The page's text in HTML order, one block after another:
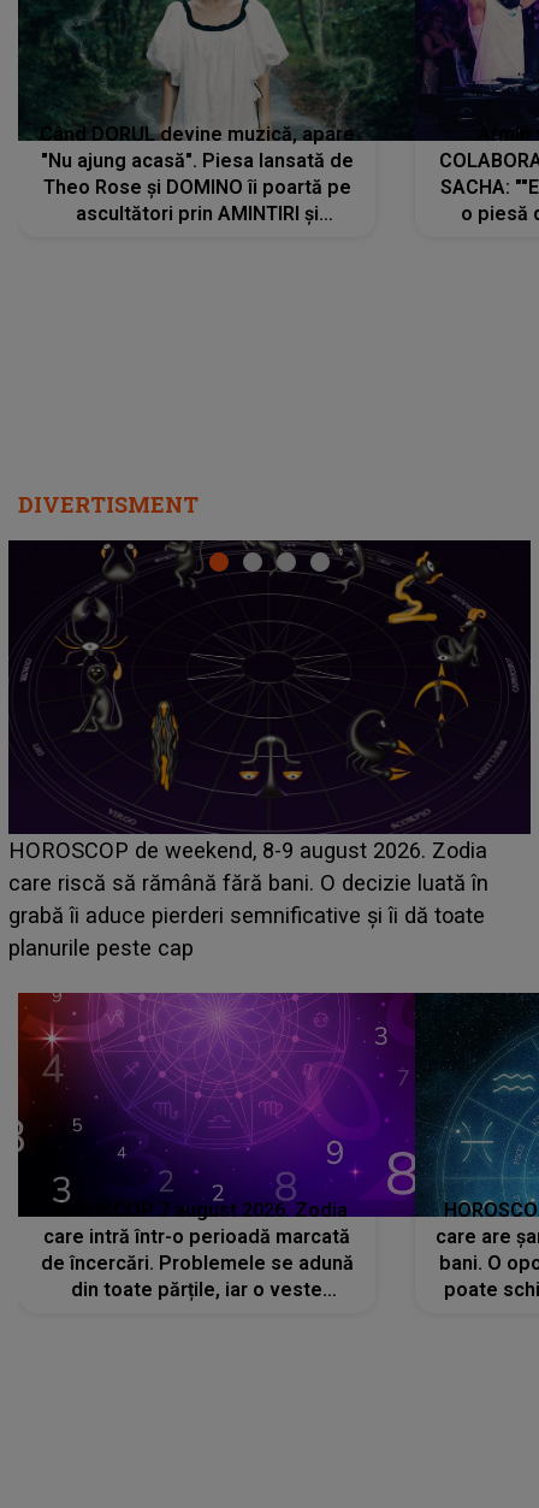
Când DORUL devine muzică, apare
"Nu ajung acasă". Piesa lansată de
Theo Rose și DOMINO îi poartă pe
ascultători prin AMINTIRI și
SACHA:
o piesă
DIVERTISMENT
Emanuel a ținut ACEST DETALIU ASCUNS până
acum! În fața Alexandrei, concurentul din Casa Iubirii
face o MĂRTURISIRE NEAȘTEPTATĂ despre mama
sa: "I-am spus și ei în față, eu nu te iubesc pentru
HOROSCOP 7 august 2026. Zodia
care intră într-o perioadă marcată
de încercări. Problemele se adună
din toate părțile, iar o veste
care are
bani. O
poate